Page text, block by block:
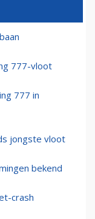
777-vloot
777 in
jongste vloot
bekend
crash